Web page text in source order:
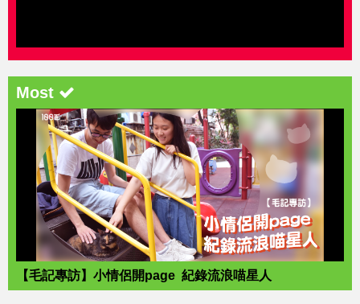
Most
【毛記專訪】小情侶開page 紀錄流浪喵星人